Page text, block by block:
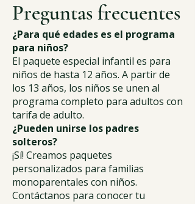
Preguntas frecuentes
¿Para qué edades es el programa
para niños?
El paquete especial infantil es para
niños de hasta 12 años. A partir de
los 13 años, los niños se unen al
programa completo para adultos con
tarifa de adulto.
¿Pueden unirse los padres
solteros?
¡Sí! Creamos paquetes
personalizados para familias
monoparentales con niños.
Contáctanos para conocer tu